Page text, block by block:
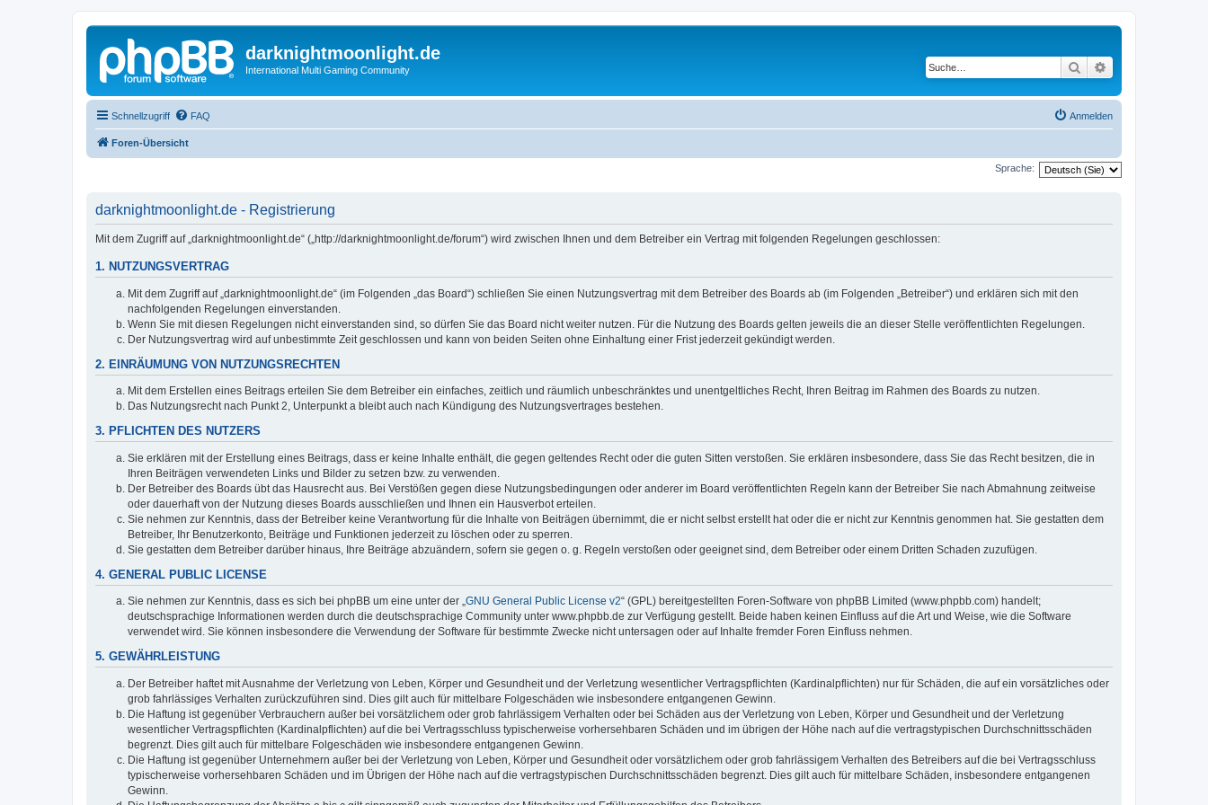
darknightmoonlight.de
International Multi Gaming Community Suche
Schnellzugriff FAQ Anmelden
Foren-Übersicht
Sprache:
darknightmoonlight.de - Registrierung
Mit dem Zugriff auf „darknightmoonlight.de“ („http://darknightmoonlight.de/forum“) wird zwischen Ihnen und dem Betreiber ein Vertrag mit folgenden Regelungen geschlossen:
1. NUTZUNGSVERTRAG
Mit dem Zugriff auf „darknightmoonlight.de“ (im Folgenden „das Board“) schließen Sie einen Nutzungsvertrag mit dem Betreiber des Boards ab (im Folgenden „Betreiber“) und erklären sich mit den
nachfolgenden Regelungen einverstanden.
Wenn Sie mit diesen Regelungen nicht einverstanden sind, so dürfen Sie das Board nicht weiter nutzen. Für die Nutzung des Boards gelten jeweils die an dieser Stelle veröffentlichten Regelungen.
Der Nutzungsvertrag wird auf unbestimmte Zeit geschlossen und kann von beiden Seiten ohne Einhaltung einer Frist jederzeit gekündigt werden.
2. EINRÄUMUNG VON NUTZUNGSRECHTEN
Mit dem Erstellen eines Beitrags erteilen Sie dem Betreiber ein einfaches, zeitlich und räumlich unbeschränktes und unentgeltliches Recht, Ihren Beitrag im Rahmen des Boards zu nutzen.
Das Nutzungsrecht nach Punkt 2, Unterpunkt a bleibt auch nach Kündigung des Nutzungsvertrages bestehen.
3. PFLICHTEN DES NUTZERS
Sie erklären mit der Erstellung eines Beitrags, dass er keine Inhalte enthält, die gegen geltendes Recht oder die guten Sitten verstoßen. Sie erklären insbesondere, dass Sie das Recht besitzen, die in
Ihren Beiträgen verwendeten Links und Bilder zu setzen bzw. zu verwenden.
Der Betreiber des Boards übt das Hausrecht aus. Bei Verstößen gegen diese Nutzungsbedingungen oder anderer im Board veröffentlichten Regeln kann der Betreiber Sie nach Abmahnung zeitweise
oder dauerhaft von der Nutzung dieses Boards ausschließen und Ihnen ein Hausverbot erteilen.
Sie nehmen zur Kenntnis, dass der Betreiber keine Verantwortung für die Inhalte von Beiträgen übernimmt, die er nicht selbst erstellt hat oder die er nicht zur Kenntnis genommen hat. Sie gestatten dem
Betreiber, Ihr Benutzerkonto, Beiträge und Funktionen jederzeit zu löschen oder zu sperren.
Sie gestatten dem Betreiber darüber hinaus, Ihre Beiträge abzuändern, sofern sie gegen o. g. Regeln verstoßen oder geeignet sind, dem Betreiber oder einem Dritten Schaden zuzufügen.
4. GENERAL PUBLIC LICENSE
Sie nehmen zur Kenntnis, dass es sich bei phpBB um eine unter der „GNU General Public License v2“ (GPL) bereitgestellten Foren-Software von phpBB Limited (www.phpbb.com) handelt;
deutschsprachige Informationen werden durch die deutschsprachige Community unter www.phpbb.de zur Verfügung gestellt. Beide haben keinen Einfluss auf die Art und Weise, wie die Software
verwendet wird. Sie können insbesondere die Verwendung der Software für bestimmte Zwecke nicht untersagen oder auf Inhalte fremder Foren Einfluss nehmen.
5. GEWÄHRLEISTUNG
Der Betreiber haftet mit Ausnahme der Verletzung von Leben, Körper und Gesundheit und der Verletzung wesentlicher Vertragspflichten (Kardinalpflichten) nur für Schäden, die auf ein vorsätzliches oder
grob fahrlässiges Verhalten zurückzuführen sind. Dies gilt auch für mittelbare Folgeschäden wie insbesondere entgangenen Gewinn.
Die Haftung ist gegenüber Verbrauchern außer bei vorsätzlichem oder grob fahrlässigem Verhalten oder bei Schäden aus der Verletzung von Leben, Körper und Gesundheit und der Verletzung
wesentlicher Vertragspflichten (Kardinalpflichten) auf die bei Vertragsschluss typischerweise vorhersehbaren Schäden und im übrigen der Höhe nach auf die vertragstypischen Durchschnittsschäden
begrenzt. Dies gilt auch für mittelbare Folgeschäden wie insbesondere entgangenen Gewinn.
Die Haftung ist gegenüber Unternehmern außer bei der Verletzung von Leben, Körper und Gesundheit oder vorsätzlichem oder grob fahrlässigem Verhalten des Betreibers auf die bei Vertragsschluss
typischerweise vorhersehbaren Schäden und im Übrigen der Höhe nach auf die vertragstypischen Durchschnittsschäden begrenzt. Dies gilt auch für mittelbare Schäden, insbesondere entgangenen
Gewinn.